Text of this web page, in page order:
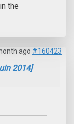
the
ago #160423
2014]